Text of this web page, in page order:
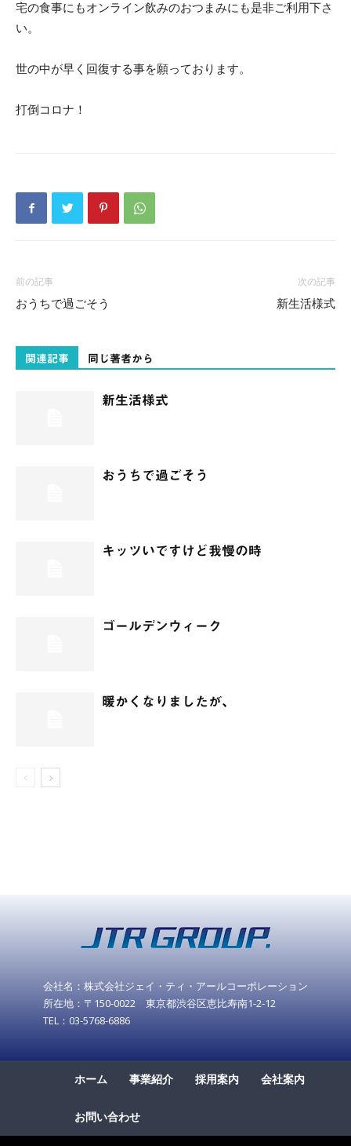
宅の食事にもオンライン飲みのおつまみにも是非ご利用下さ
い。
世の中が早く回復する事を願っております。
打倒コロナ！
前の記事
おうちで過ごそう
次の記事
新生活様式
関連記事 同じ著者から
新生活様式
おうちで過ごそう
キッツいですけど我慢の時
ゴールデンウィーク
暖かくなりましたが、
会社名：株式会社ジェイ・ティ・アールコーポレーション
所在地：〒150-0022 東京都渋谷区恵比寿南1-2-12
TEL：03-5768-6886
ホーム 事業紹介 採用案内 会社案内
お問い合わせ